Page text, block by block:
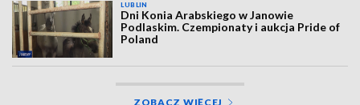
LUBLIN
Dni Konia Arabskiego w Janowie
Podlaskim. Czempionaty i aukcja Pride of
Poland
ZOBACZ WIĘCEJ